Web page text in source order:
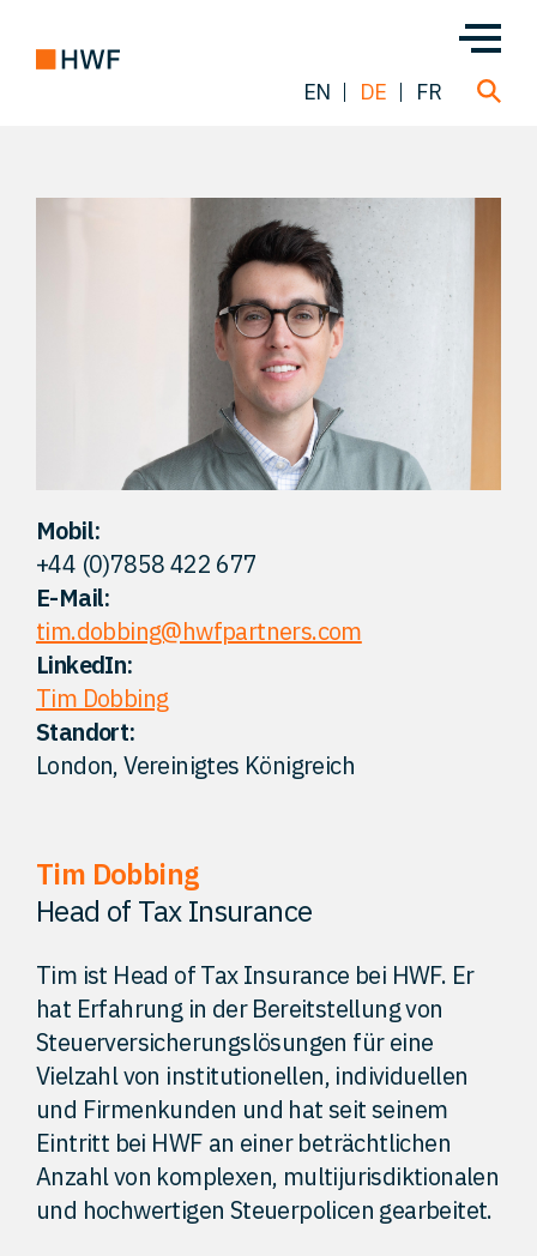
Über uns
Team
Lösungen
Einblicke
Kontakt
EN DE FR
Mobil:
+44 (0)7858 422 677
E-Mail:
tim.dobbing@hwfpartners.com
LinkedIn:
Tim Dobbing
Standort:
London, Vereinigtes Königreich
Tim Dobbing
Head of Tax Insurance
Tim ist Head of Tax Insurance bei HWF. Er
hat Erfahrung in der Bereitstellung von
Steuerversicherungslösungen für eine
Vielzahl von institutionellen, individuellen
und Firmenkunden und hat seit seinem
Eintritt bei HWF an einer beträchtlichen
Anzahl von komplexen, multijurisdiktionalen
und hochwertigen Steuerpolicen gearbeitet.